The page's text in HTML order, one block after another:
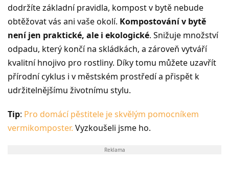
dodržíte základní pravidla, kompost v bytě nebude
obtěžovat vás ani vaše okolí. Kompostování v bytě
není jen praktické, ale i ekologické. Snižuje množství
odpadu, který končí na skládkách, a zároveň vytváří
kvalitní hnojivo pro rostliny. Díky tomu můžete uzavřít
přírodní cyklus i v městském prostředí a přispět k
udržitelnějšímu životnímu stylu.
Tip: Pro domácí pěstitele je skvělým pomocníkem
vermikomposter. Vyzkoušeli jsme ho.
Reklama